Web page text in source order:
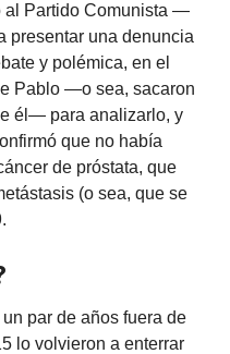
al Partido Comunista —
una denuncia
y polémica, en el
Pablo —o sea, sacaron
él— para analizarlo, y
que no había
de próstata, que
(o sea, que se
par de años fuera de
lo volvieron a enterrar